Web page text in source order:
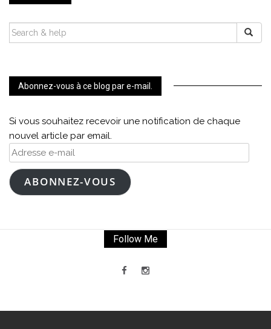
SEARCH
FOR:
Abonnez-vous à ce blog par e-mail.
Si vous souhaitez recevoir une notification de chaque
nouvel article par email.
Adresse
e-
mailABONNEZ-VOUS
Follow Me